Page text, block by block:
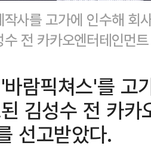
작사를 고가에 인수해
수 전 카카오엔터테인먼
람픽쳐스'를 고
김성수 전 카
선고받았다.